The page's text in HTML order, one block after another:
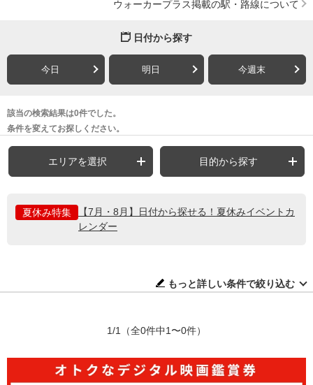
ウォーカープラス掲載の駅・路線について
日付から探す
今日 明日 今週末
該当の検索結果は0件でした。
条件を変えてお探しください。
エリアを選択 目的から探す
夏休み特集
【7月・8月】日付から探せる！夏休みイベントカ
レンダー
もっと詳しい条件で絞り込む
1/1 （全0件中1〜0件）